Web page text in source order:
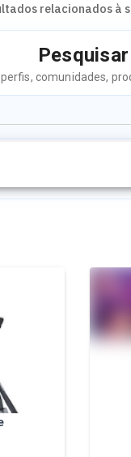
relacionados à
Pesquisar
comunidades,